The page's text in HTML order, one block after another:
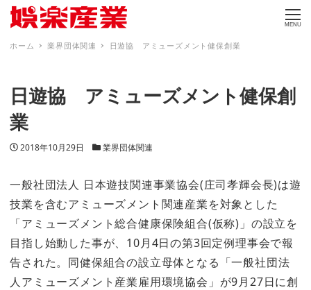
MENU
ホーム 業界団体関連 日遊協 アミューズメント健保創業
日遊協 アミューズメント健保創
業
投稿日
2018年10月29日 カテゴリー
業界団体関連
一般社団法人 日本遊技関連事業協会(庄司孝輝会長)は遊
技業を含むアミューズメント関連産業を対象とした
「アミューズメント総合健康保険組合(仮称)」の設立を
目指し始動した事が、10月4日の第3回定例理事会で報
告された。同健保組合の設立母体となる「一般社団法
人アミューズメント産業雇用環境協会」が9月27日に創